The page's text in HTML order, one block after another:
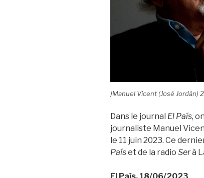
)Manuel Vicent (José Jordán)
Dans le journal El País,
journaliste Manuel
le 11 juin 2023. Ce
Paíset de la radio Serà